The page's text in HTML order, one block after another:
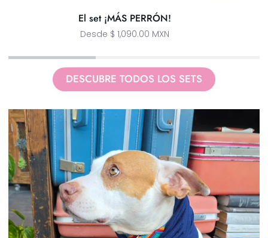
El set ¡MÁS PERRÓN!
Desde $ 1,090.00 MXN
DESCUBRE TODOS LOS SETS